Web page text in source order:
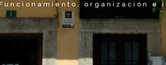
organización e